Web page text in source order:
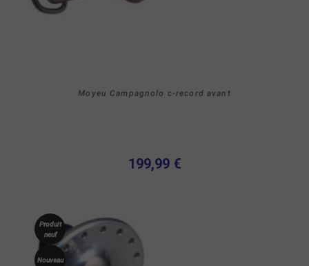
Moyeu Campagnolo c-record avant
199,99 €
Produit
neuf
Nouveau